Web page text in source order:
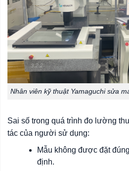
Nhân viên kỹ thuật Yamaguchi sửa
Sai số trong quá trình đo lường
tác của người sử dụng:
Mẫu không được đặt
định.